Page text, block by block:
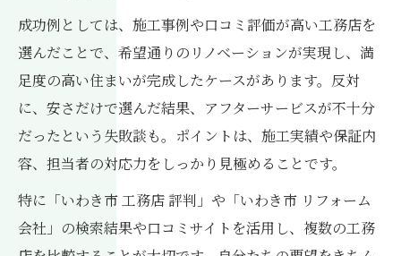
成功例としては、施工事例や口コミ評価が高い工務店を
選んだことで、希望通りのリノベーションが実現し、満
足度の高い住まいが完成したケースがあります。反対
に、安さだけで選んだ結果、アフターサービスが不十分
だったという失敗談も。ポイントは、施工実績や保証内
容、担当者の対応力をしっかり見極めることです。
特に「いわき市 工務店 評判」や「いわき市 リフォーム
会社」の検索結果や口コミサイトを活用し、複数の工務